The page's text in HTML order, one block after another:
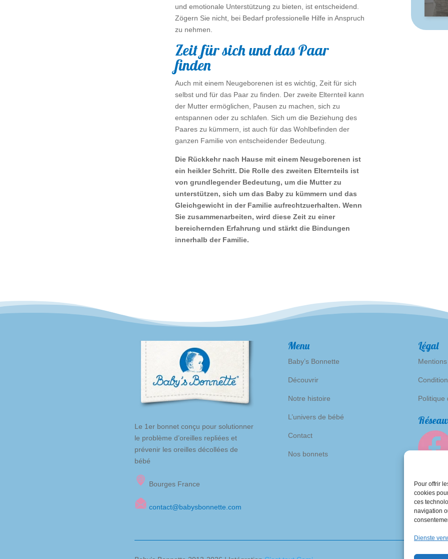
Pour offrir
cookies
ces
navigation
Dienste
und emotionale Unterstützung zu bieten, ist entscheidend.
Zögern Sie nicht, bei Bedarf professionelle Hilfe in Anspruch
zu nehmen.
Zeit für sich und das Paar
finden
Auch mit einem Neugeborenen ist es wichtig, Zeit für sich
selbst und für das Paar zu finden. Der zweite Elternteil kann
der Mutter ermöglichen, Pausen zu machen, sich zu
entspannen oder zu schlafen. Sich um die Beziehung des
Paares zu kümmern, ist auch für das Wohlbefinden der
ganzen Familie von entscheidender Bedeutung.
Die Rückkehr nach Hause mit einem Neugeborenen ist
ein heikler Schritt. Die Rolle des zweiten Elternteils ist
von grundlegender Bedeutung, um die Mutter zu
unterstützen, sich um das Baby zu kümmern und das
Gleichgewicht in der Familie aufrechtzuerhalten. Wenn
Sie zusammenarbeiten, wird diese Zeit zu einer
bereichernden Erfahrung und stärkt die Bindungen
innerhalb der Familie.
Le 1er bonnet conçu pour solutionner
le problème d’oreilles repliées et
prévenir les oreilles décollées de
bébé
Bourges France
contact@babysbonnette.com
Menu
Baby’s Bonnette
Découvrir
Notre histoire
L’univers de bébé
Contact
Nos bonnets
Légal
Politique